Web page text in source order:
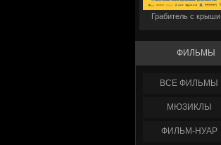
Грабитель с крыши
ФИЛЬМЫ
ФИЛЬМЫ
МЮЗИКЛЫ
ФИЛЬМ-НУАР